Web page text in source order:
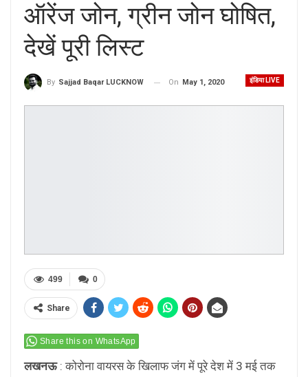
ऑरेंज जोन, ग्रीन जोन घोषित,
देखें पूरी लिस्ट
इंडिया LIVE
By Sajjad Baqar LUCKNOW On May 1, 2020
0
499
Share
Share this on WhatsApp
लखनऊ: कोरोना वायरस के खिलाफ जंग में पूरे देश में 3 मई तक